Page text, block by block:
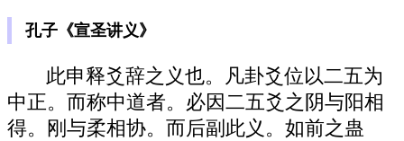
孔子《宣圣讲义》
此申释爻辞之义也。凡卦爻位以二五为
中正。而称中道者。必因二五爻之阴与阳相
得。刚与柔相协。而后副此义。如前之蛊